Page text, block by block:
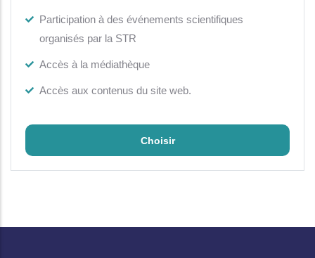
Participation à des événements scientifiques
organisés par la STR
Accès à la médiathèque
Accès aux contenus du site web.
Choisir